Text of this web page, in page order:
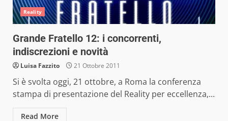
Reality
Grande Fratello 12: i concorrenti,
indiscrezioni e novità
Luisa Fazzito 21 Ottobre 2011
Si è svolta oggi, 21 ottobre, a Roma la conferenza
stampa di presentazione del Reality per eccellenza,...
Read More